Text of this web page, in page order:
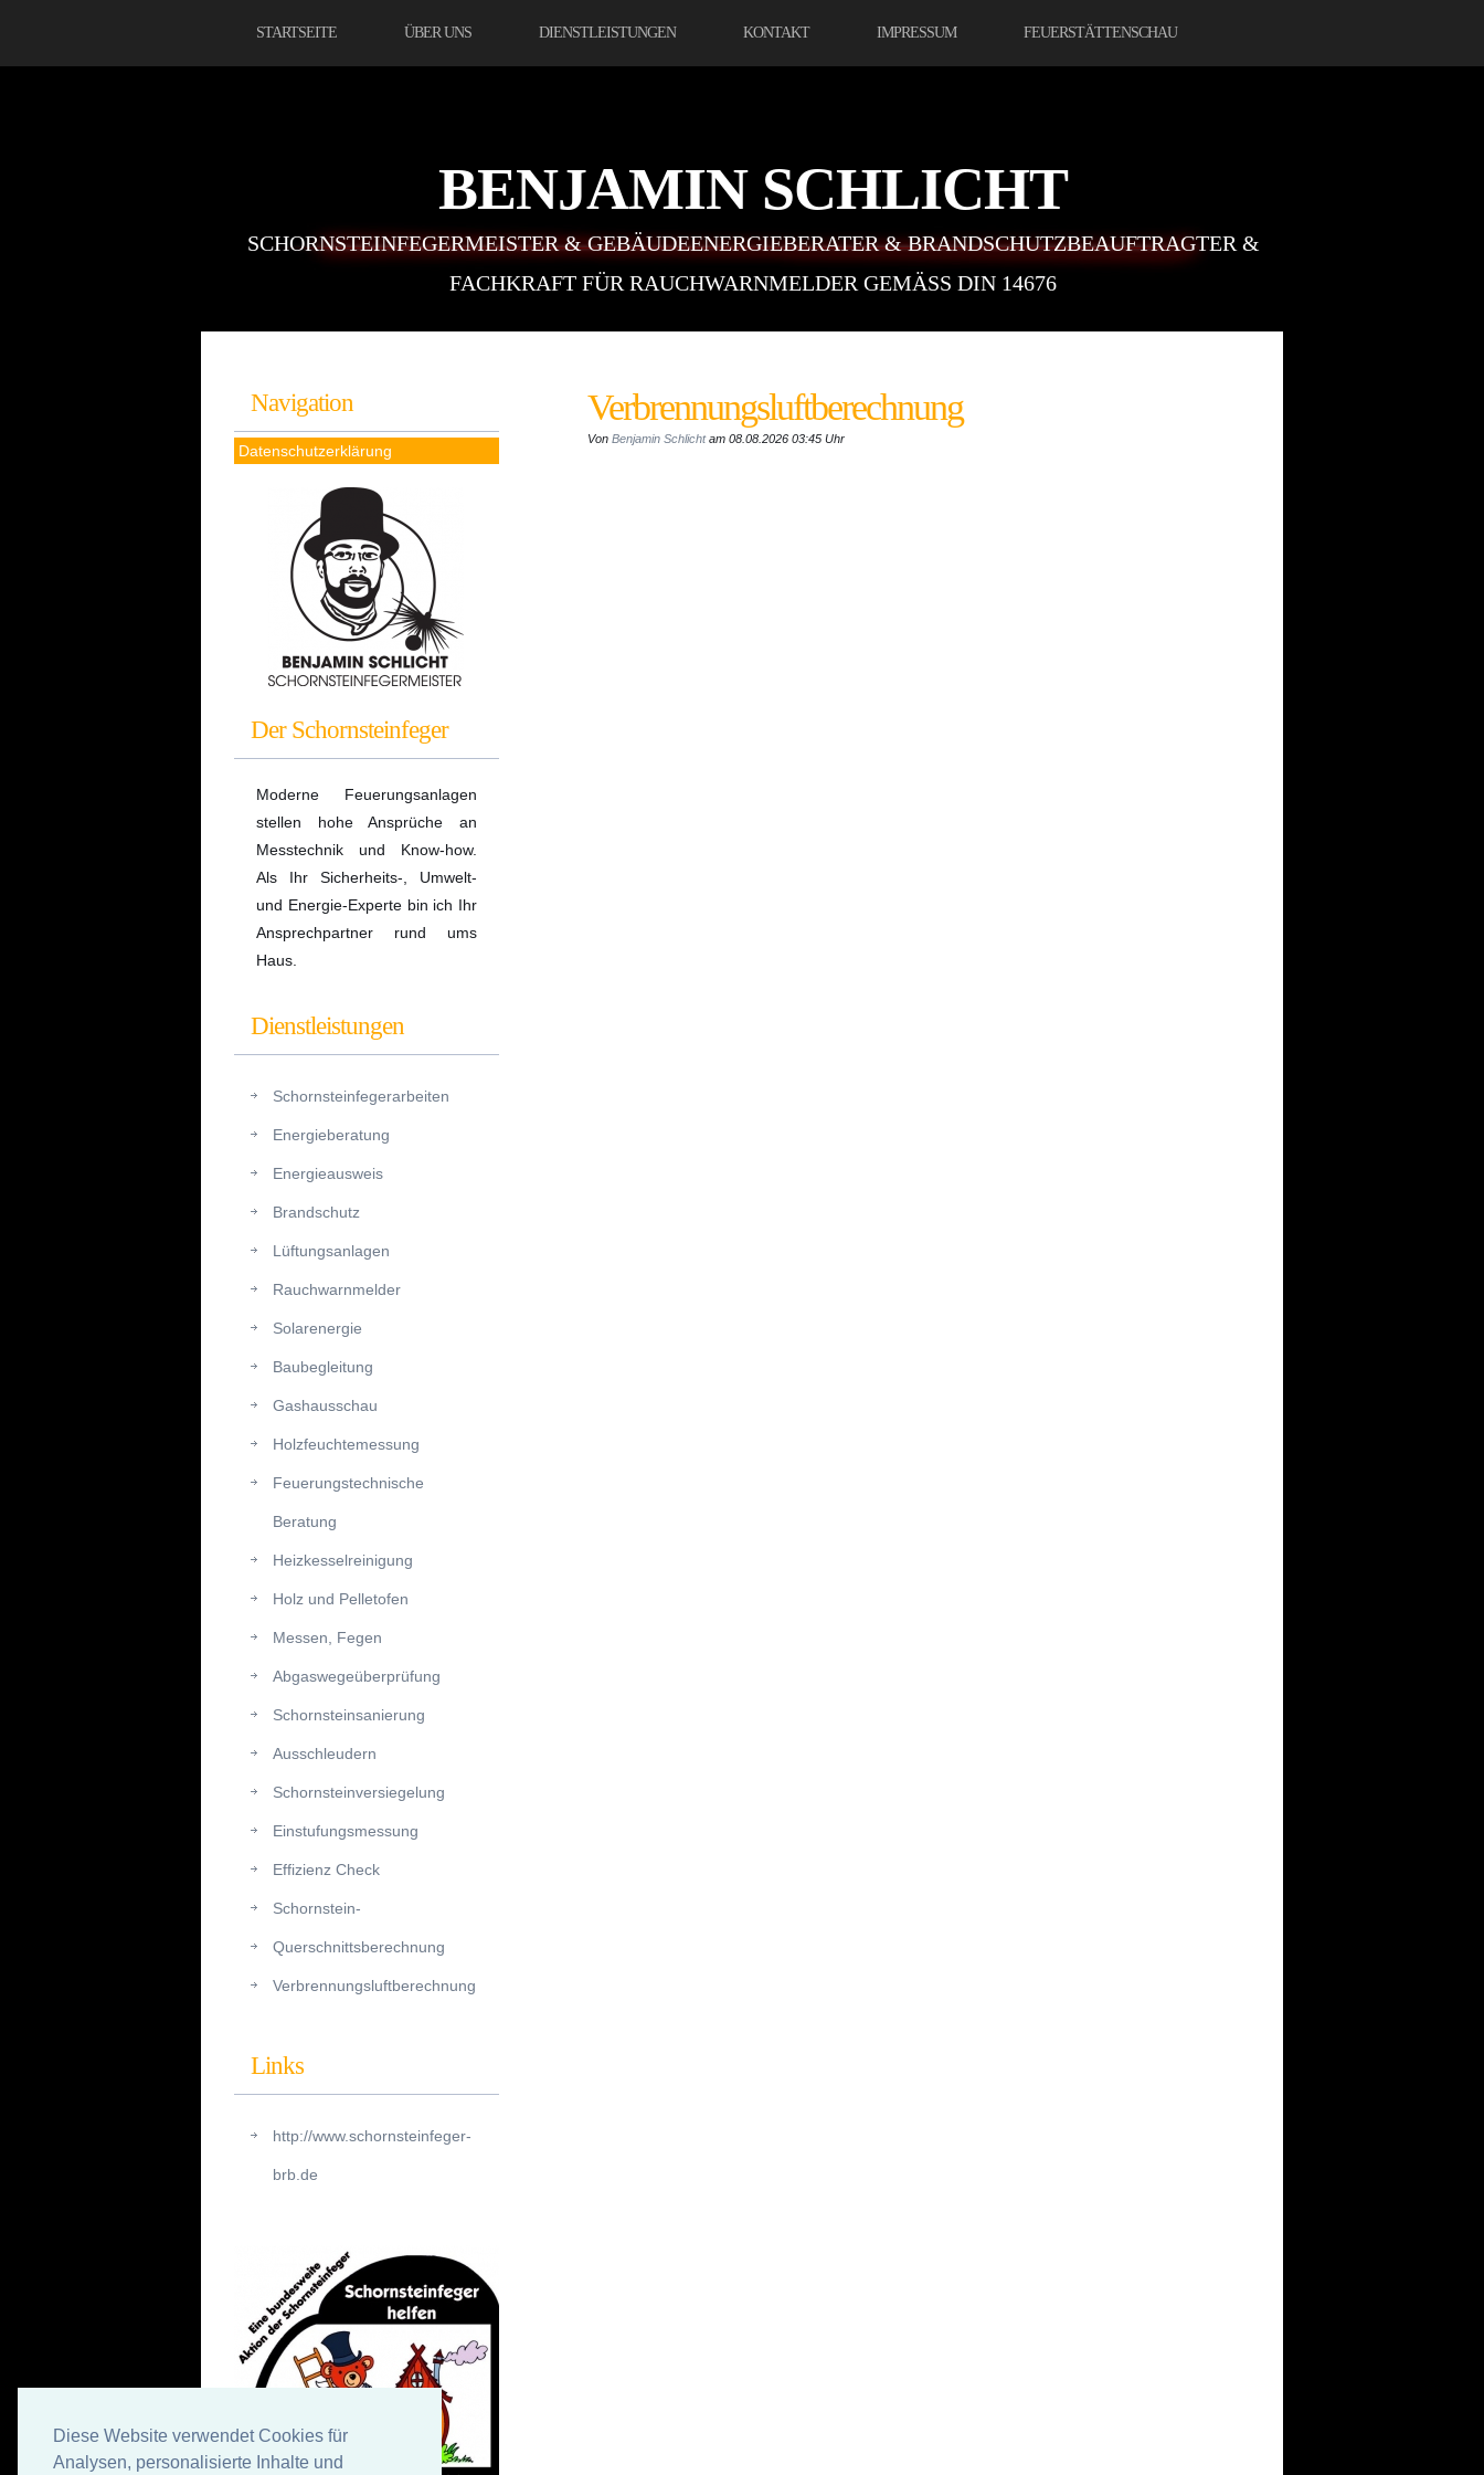
Diese Website verwendet Cookies für
Analysen, personalisierte Inhalte und
STARTSEITE ÜBER UNS DIENSTLEISTUNGEN KONTAKT IMPRESSUM FEUERSTÄTTENSCHAU
BENJAMIN SCHLICHT
SCHORNSTEINFEGERMEISTER & GEBÄUDEENERGIEBERATER & BRANDSCHUTZBEAUFTRAGTER &
FACHKRAFT FÜR RAUCHWARNMELDER GEMÄSS DIN 14676
Verbrennungsluftberechnung
Von Benjamin Schlichtam 08.08.2026 03:45 Uhr
Navigation
Datenschutzerklärung
Der Schornsteinfeger
Moderne Feuerungsanlagen
stellen hohe Ansprüche an
Messtechnik und Know-how.
Als Ihr Sicherheits-, Umwelt-
und Energie-Experte bin ich Ihr
Ansprechpartner rund ums
Haus.
Dienstleistungen
Schornsteinfegerarbeiten
Energieberatung
Energieausweis
Brandschutz
Lüftungsanlagen
Rauchwarnmelder
Solarenergie
Baubegleitung
Gashausschau
Holzfeuchtemessung
Feuerungstechnische
Beratung
Heizkesselreinigung
Holz und Pelletofen
Messen, Fegen
Abgaswegeüberprüfung
Schornsteinsanierung
Ausschleudern
Schornsteinversiegelung
Einstufungsmessung
Effizienz Check
Schornstein-
Querschnittsberechnung
Verbrennungsluftberechnung
Links
http://www.schornsteinfeger-
brb.de